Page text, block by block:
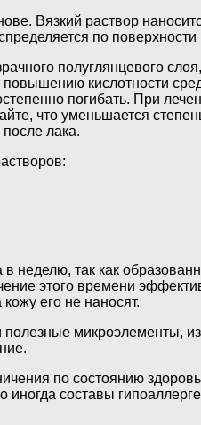
Вязкий раствор
по поверхности
полуглянцевого
кислотности
погибать. При
что уменьшается
лака.
неделю, так как
этого времени
его не наносят.
микроэлементы,
по состоянию
иногда составы